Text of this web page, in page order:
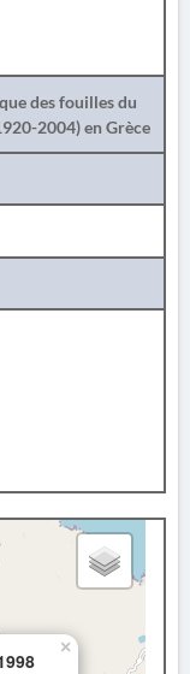
des fouilles du
2004) en Grèce
×